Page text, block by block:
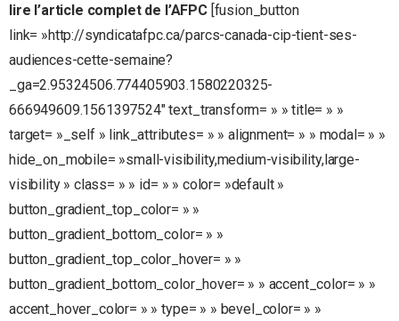
lire l’article complet de l’AFPC[fusion_button
link= »http://syndicatafpc.ca/parcs-canada-cip-tient-ses-
audiences-cette-semaine?
_ga=2.95324506.774405903.1580220325-
666949609.1561397524″ text_transform= » » title= » »
target= »_self » link_attributes= » » alignment= » » modal= » »
hide_on_mobile= »small-visibility,medium-visibility,large-
visibility » class= » » id= » » color= »default »
button_gradient_top_color= » »
button_gradient_bottom_color= » »
button_gradient_top_color_hover= » »
button_gradient_bottom_color_hover= » » accent_color= » »
accent_hover_color= » » type= » » bevel_color= » »